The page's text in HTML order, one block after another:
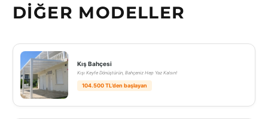
DIĞER MODELLER
Kış Bahçesi
Kışı Keyfe Dönüştürün, Bahçeniz Hep Yaz Kalsın!
104.500 TL’den başlayan